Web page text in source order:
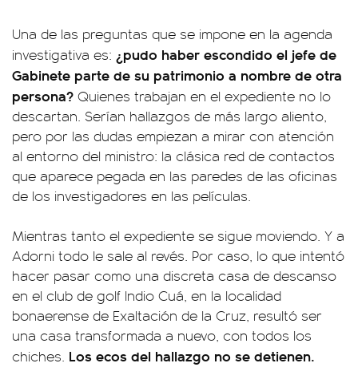
Una de las preguntas que se impone en la agenda
investigativa es: ¿pudo haber escondido el jefe de
Gabinete parte de su patrimonio a nombre de otra
persona? Quienes trabajan en el expediente no lo
descartan. Serían hallazgos de más largo aliento,
pero por las dudas empiezan a mirar con atención
al entorno del ministro: la clásica red de contactos
que aparece pegada en las paredes de las oficinas
de los investigadores en las películas.
Mientras tanto el expediente se sigue moviendo. Y a
Adorni todo le sale al revés. Por caso, lo que intentó
hacer pasar como una discreta casa de descanso
en el club de golf Indio Cuá, en la localidad
bonaerense de Exaltación de la Cruz, resultó ser
una casa transformada a nuevo, con todos los
chiches. Los ecos del hallazgo no se detienen.